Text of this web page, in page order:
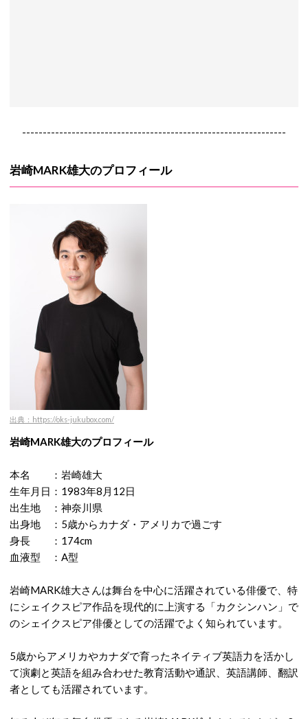
----------------------------------------------------------------
岩崎MARK雄大のプロフィール
出典：https://oks-jukubox.com/
岩崎MARK雄大のプロフィール
本名 ：岩崎雄大
生年月日：1983年8月12日
出生地 ：神奈川県
出身地 ：5歳からカナダ・アメリカで過ごす
身長 ：174cm
血液型 ：A型
岩崎MARK雄大さんは舞台を中心に活躍されている俳優で、特
にシェイクスピア作品を現代的に上演する「カクシンハン」で
のシェイクスピア俳優としての活躍でよく知られています。
5歳からアメリカやカナダで育ったネイティブ英語力を活かし
て演劇と英語を組み合わせた教育活動や通訳、英語講師、翻訳
者としても活躍されています。